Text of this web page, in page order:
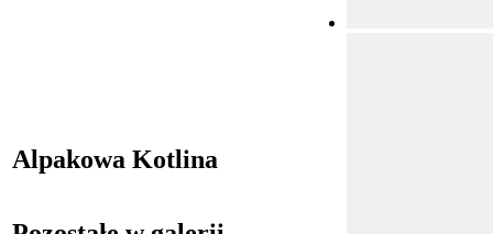
Alpakowa Kotlina